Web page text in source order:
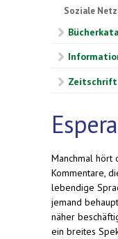
Soziale
Zeitschrift
Manchmal hört
Kommentare,
lebendige
jemand
näher
ein breites